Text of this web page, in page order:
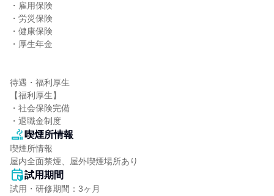
・雇用保険
・労災保険
・健康保険
・厚生年金
待遇・福利厚生
【福利厚生】
・社会保険完備
・退職金制度
喫煙所情報
喫煙所情報
屋内全面禁煙、屋外喫煙場所あり
試用期間
試用・研修期間：3ヶ月